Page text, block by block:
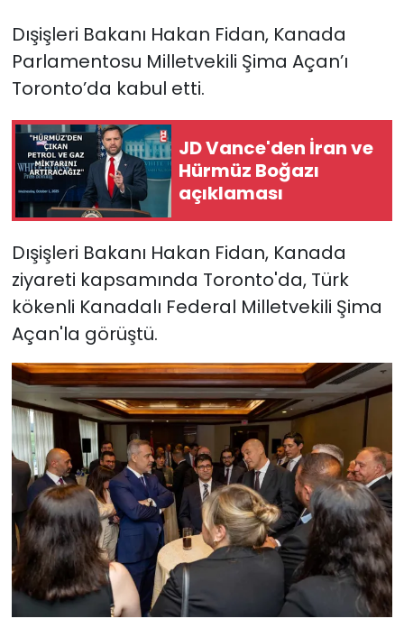
Dışişleri Bakanı Hakan Fidan, Kanada
Parlamentosu Milletvekili Şima Açan’ı
Toronto’da kabul etti.
JD Vance'den İran ve
Hürmüz Boğazı
açıklaması
Dışişleri Bakanı Hakan Fidan, Kanada
ziyareti kapsamında Toronto'da, Türk
kökenli Kanadalı Federal Milletvekili Şima
Açan'la görüştü.